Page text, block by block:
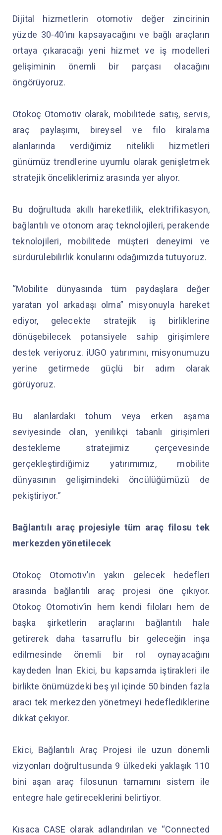
Dijital hizmetlerin otomotiv değer zincirinin
yüzde 30-40’ını kapsayacağını ve bağlı araçların
ortaya çıkaracağı yeni hizmet ve iş modelleri
gelişiminin önemli bir parçası olacağını
öngörüyoruz.
Otokoç Otomotiv olarak, mobilitede satış, servis,
araç paylaşımı, bireysel ve filo kiralama
alanlarında verdiğimiz nitelikli hizmetleri
günümüz trendlerine uyumlu olarak genişletmek
stratejik önceliklerimiz arasında yer alıyor.
Bu doğrultuda akıllı hareketlilik, elektrifikasyon,
bağlantılı ve otonom araç teknolojileri, perakende
teknolojileri, mobilitede müşteri deneyimi ve
sürdürülebilirlik konularını odağımızda tutuyoruz.
“Mobilite dünyasında tüm paydaşlara değer
yaratan yol arkadaşı olma” misyonuyla hareket
ediyor, gelecekte stratejik iş birliklerine
dönüşebilecek potansiyele sahip girişimlere
destek veriyoruz. iUGO yatırımını, misyonumuzu
yerine getirmede güçlü bir adım olarak
görüyoruz.
Bu alanlardaki tohum veya erken aşama
seviyesinde olan, yenilikçi tabanlı girişimleri
destekleme stratejimiz çerçevesinde
gerçekleştirdiğimiz yatırımımız, mobilite
dünyasının gelişimindeki öncülüğümüzü de
pekiştiriyor.”
Bağlantılı araç projesiyle tüm araç filosu tek
merkezden yönetilecek
Otokoç Otomotiv’in yakın gelecek hedefleri
arasında bağlantılı araç projesi öne çıkıyor.
Otokoç Otomotiv’in hem kendi filoları hem de
başka şirketlerin araçlarını bağlantılı hale
getirerek daha tasarruflu bir geleceğin inşa
edilmesinde önemli bir rol oynayacağını
kaydeden İnan Ekici, bu kapsamda iştirakleri ile
birlikte önümüzdeki beş yıl içinde 50 binden fazla
aracı tek merkezden yönetmeyi hedeflediklerine
dikkat çekiyor.
Ekici, Bağlantılı Araç Projesi ile uzun dönemli
vizyonları doğrultusunda 9 ülkedeki yaklaşık 110
bini aşan araç filosunun tamamını sistem ile
entegre hale getireceklerini belirtiyor.
Kısaca CASE olarak adlandırılan ve “Connected